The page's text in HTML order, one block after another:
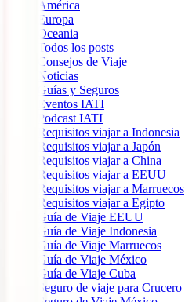
América
Europa
Oceania
Todos los posts
Consejos de Viaje
Noticias
Guías y Seguros
Eventos IATI
Podcast IATI
Requisitos viajar a Indonesia
Requisitos viajar a Japón
Requisitos viajar a China
Requisitos viajar a EEUU
Requisitos viajar a Marruecos
Requisitos viajar a Egipto
Guía de Viaje EEUU
Guía de Viaje Indonesia
Guía de Viaje Marruecos
Guía de Viaje México
Guía de Viaje Cuba
Seguro de viaje para Crucero